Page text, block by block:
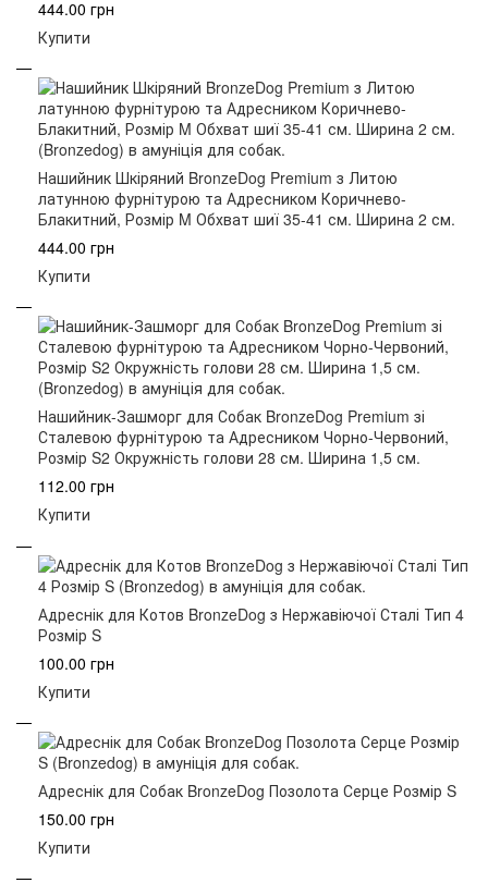
444.00 грн
Купити
Нашийник Шкіряний BronzeDog Premium з Литою
латунною фурнітурою та Адресником Коричнево-
Блакитний, Розмір M Обхват шиї 35-41 см. Ширина 2 см.
444.00 грн
Купити
Нашийник-Зашморг для Собак BronzeDog Premium зі
Сталевою фурнітурою та Адресником Чорно-Червоний,
Розмір S2 Окружність голови 28 см. Ширина 1,5 см.
112.00 грн
Купити
Адреснік для Котов BronzeDog з Нержавіючої Сталі Тип 4
Розмір S
100.00 грн
Купити
Адреснік для Собак BronzeDog Позолота Серце Розмір S
150.00 грн
Купити